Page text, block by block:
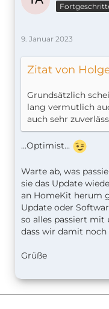
9. Januar 2023
Zitat von
Grundsätzlich
lang vermutlich
auch sehr
...Optimist...
Warte ab, was
sie das Update
an HomeKit herum
Update oder
so alles passiert mit
dass wir damit noch
Grüße